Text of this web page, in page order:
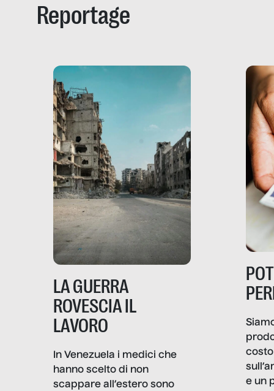
Reportage
LA GUERRA
ROVESCIA IL
LAVORO
In Venezuela i medici che
hanno scelto di non
scappare all’estero sono
e un